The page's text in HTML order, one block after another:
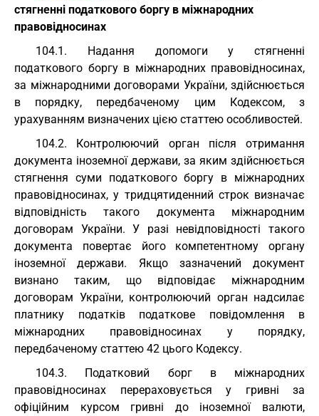
стягненні податкового боргу в міжнародних
правовідносинах
104.1. Надання допомоги у стягненні
податкового боргу в міжнародних правовідносинах,
за міжнародними договорами України, здійснюється
в порядку, передбаченому цим Кодексом, з
урахуванням визначених цією статтею особливостей.
104.2. Контролюючий орган після отримання
документа іноземної держави, за яким здійснюється
стягнення суми податкового боргу в міжнародних
правовідносинах, у тридцятиденний строк визначає
відповідність такого документа міжнародним
договорам України. У разі невідповідності такого
документа повертає його компетентному органу
іноземної держави. Якщо зазначений документ
визнано таким, що відповідає міжнародним
договорам України, контролюючий орган надсилає
платнику податків податкове повідомлення в
міжнародних правовідносинах у порядку,
передбаченому статтею 42 цього Кодексу.
104.3. Податковий борг в міжнародних
правовідносинах перераховується у гривні за
офіційним курсом гривні до іноземної валюти,